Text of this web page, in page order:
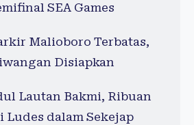
SEA Games
Malioboro Terbatas,
Disiapkan
Lautan Bakmi, Ribuan
Ludes dalam Sekejap